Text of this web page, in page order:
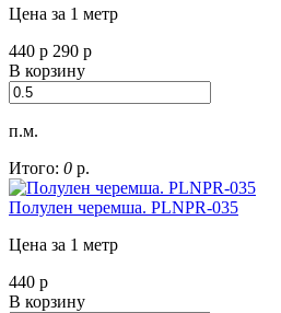
Цена за 1 метр
440 р 290 р
В корзину
п.м.
Итого: 0 р.
Полулен черемша. PLNPR-035
Цена за 1 метр
440 р
В корзину